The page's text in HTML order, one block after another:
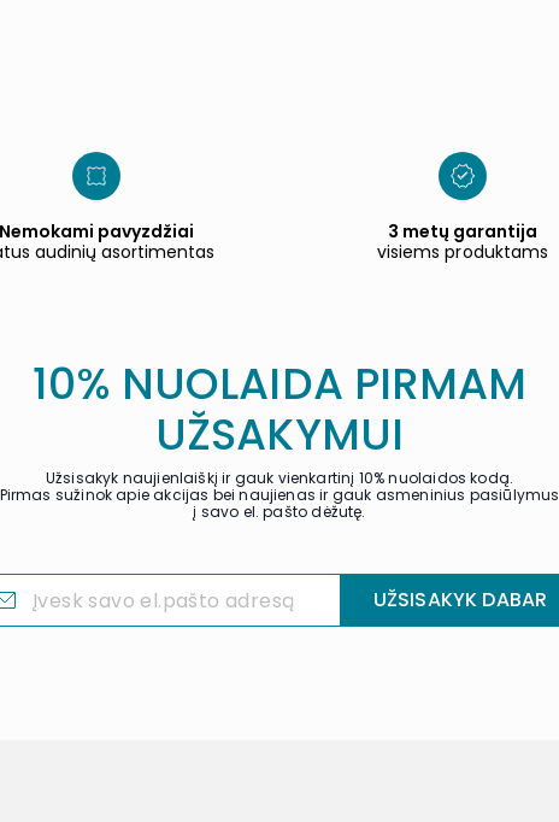
Nemokami pavyzdžiai
audinių asortimentas
3 metų garantija
visiems produktams
10% NUOLAIDA PIRMAM
UŽSAKYMUI
Užsisakyk naujienlaiškį ir gauk vienkartinį 10% nuolaidos kodą.
Pirmas sužinok apie akcijas bei naujienas ir gauk asmeninius pasiūlymus
į savo el. pašto dėžutę.
UŽSISAKYK DABAR